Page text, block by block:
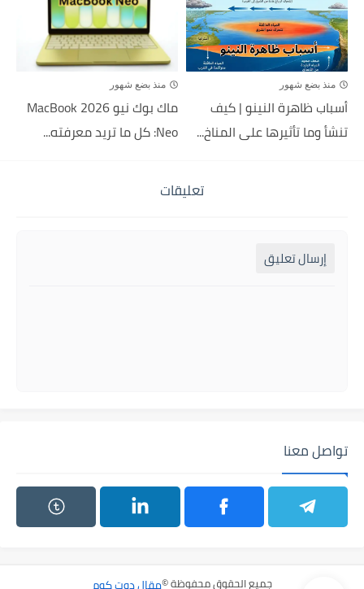
منذ بضع شهور
أسباب ظاهرة النينو | كيف
تنشأ وما تأثيرها على المناخ...
منذ بضع شهور
ماك بوك نيو 2026 MacBook
Neo: كل ما تريد معرفته...
تعليقات
إرسال تعليق
تواصل معنا
جميع الحقوق محفوظة ©مقال دوت كوم